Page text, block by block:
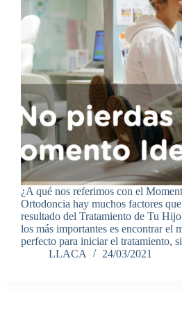
¿A qué nos referimos con el
Ortodoncia hay muchos factores
resultado del Tratamiento de Tu
los más importantes es encontrar el
perfecto para iniciar el tratamiento,
LLACA
24/03/2021